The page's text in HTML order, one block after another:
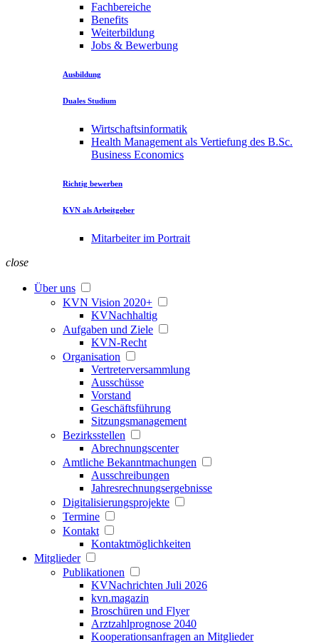
Fachbereiche
Benefits
Weiterbildung
Jobs & Bewerbung
Ausbildung
Duales Studium
Wirtschaftsinformatik
Health Management als Vertiefung des B.Sc.
Business Economics
Richtig bewerben
KVN als Arbeitgeber
Mitarbeiter im Portrait
close
Über uns
KVN Vision 2020+
KVNachhaltig
Aufgaben und Ziele
KVN-Recht
Organisation
Vertreterversammlung
Ausschüsse
Vorstand
Geschäftsführung
Sitzungsmanagement
Bezirksstellen
Abrechnungscenter
Amtliche Bekanntmachungen
Ausschreibungen
Jahresrechnungsergebnisse
Digitalisierungsprojekte
Termine
Kontakt
Kontaktmöglichkeiten
Mitglieder
Publikationen
KVNachrichten Juli 2026
kvn.magazin
Broschüren und Flyer
Arztzahlprognose 2040
Kooperationsanfragen an Mitglieder